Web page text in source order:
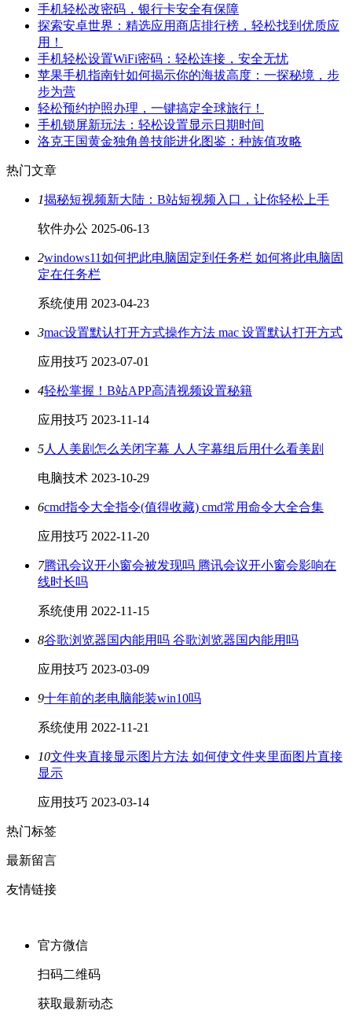
手机轻松改密码，银行卡安全有保障
探索安卓世界：精选应用商店排行榜，轻松找到优质应
用！
手机轻松设置WiFi密码：轻松连接，安全无忧
苹果手机指南针如何揭示你的海拔高度：一探秘境，步
步为营
轻松预约护照办理，一键搞定全球旅行！
手机锁屏新玩法：轻松设置显示日期时间
洛克王国黄金独角兽技能进化图鉴：种族值攻略
热门文章
1揭秘短视频新大陆：B站短视频入口，让你轻松上手
软件办公 2025-06-13
2windows11如何把此电脑固定到任务栏 如何将此电脑固
定在任务栏
系统使用 2023-04-23
3mac设置默认打开方式操作方法 mac 设置默认打开方式
应用技巧 2023-07-01
4轻松掌握！B站APP高清视频设置秘籍
应用技巧 2023-11-14
5人人美剧怎么关闭字幕 人人字幕组后用什么看美剧
电脑技术 2023-10-29
6cmd指令大全指令(值得收藏) cmd常用命令大全合集
应用技巧 2022-11-20
7腾讯会议开小窗会被发现吗 腾讯会议开小窗会影响在
线时长吗
系统使用 2022-11-15
8谷歌浏览器国内能用吗 谷歌浏览器国内能用吗
应用技巧 2023-03-09
9十年前的老电脑能装win10吗
系统使用 2022-11-21
10文件夹直接显示图片方法 如何使文件夹里面图片直接
显示
应用技巧 2023-03-14
热门标签
最新留言
友情链接
官方微信
扫码二维码
获取最新动态